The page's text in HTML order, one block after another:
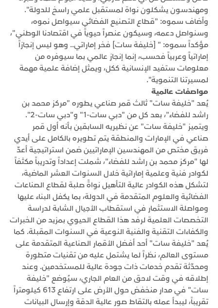
ومهندسون يشكلون نواة لمستقبل علمي راسخ للدولة".
وأضاف سموه: "قطاع التصنيع الفضائي سيواصل نموه،
وسنواصل دعمه، وسيكون عنصراً حيوياً في اقتصادنا الوطني"،
مؤكداً سموه: " [خليفة سات] فخر إماراتي.. وهو ليس إنجازاً
إماراتياً وعربياً فحسب، إنما إنجاز عالمي بما سيوفره من
معلومات ستفيد الإنسانية ككل، ويمثل إضافة علمية مهمة
لمسيرتنا التنموية".
مواصفات عالمية
يُعد "خليفة سات" ثالث قمر صناعي يطوره "مركز محمد بن
راشد للفضاء"، بعد كل من "دبي سات-1" و"دبي سات-2".
ويتميز "خليفة سات" عن نظيريه السابقين بأنه أول قمر
صناعي في الإمارات والمنطقة يتم تطويره بالكامل على أيدي
فريق مختص من المهندسين الإماراتيين ضمن استراتيجية أعدّ
لها "مركز محمد بن راشد للفضاء"، شملت إعداداً وتدريباً مكثفاً
لكوادر فنية وعلمية إماراتية خلال السنوات العشر الماضية،
لتشكل هذه الكوادر عالية التأهيل نواةً صلبة لقطاع الصناعات
الفضائية والعلوم المتقدمة في الدولة، بما يكفل البناء عليها
ومواصلة الاستثمار في استقطاب الأجيال الشابة لدراسة
التخصصات العلمية لرفد هذا القطاع الحيوي بمزيد من الخبرات
والكفاءات التقنية والفنية النوعية في السنوات المقبلة. كما
يُعد "خليفة سات" أحد أفضل الأقمار الصناعية المتقدمة على
مستوى العالم، نظراً لما يشتمل عليه من تقنيات متطورة
ومحدّثة تقدم خدمات ذات جودة عالية للمستخدمين. وعند
إطلاقه في وقت لاحق من العام الجاري، سيُوضع "خليفة
سات" في مدار منخفض حول الأرض على ارتفاع 613 كيلومتراً
تقريباً، ليبدأ عمله بالتقاط صور عالية الدقة وإرسال البيانات